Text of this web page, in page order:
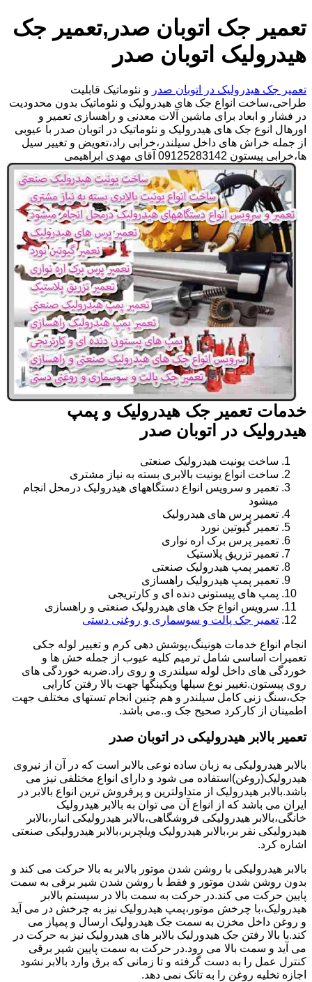
تعمیر جک اتوبان صدر,تعمیر جک
هیدرولیک اتوبان صدر
تعمیر جک هیدرولیک در اتوبان صدر و نئوماتیک قابلیت
طراحی،ساخت انواع جک های هیدرولیک و نئوماتیک بدون محدودیت
در فشار و ابعاد برای ماشین آلات معدنی و راهسازی تعمیر و
اورهال انوع جک های هیدرولیک و نئوماتیک در اتوبان صدر با عیوبی
از جمله خراش های داخل سیلندر،خرابی راد،تعویض و تغییر سیل
ها،خرابی پیستون 09125283142 آقای مهدی ابراهیمی
خدمات تعمیر جک هیدرولیک و پمپ
هیدرولیک در اتوبان صدر
ساخت یونیت هیدرولیک صنعتی
ساخت انواع یونیت بالابری بسته به نیاز مشتری
تعمیر و سرویس انواع دستگاههای هیدرولیک درمحل انجام
میشود
تعمیر پرس های هیدرولیک
تعمیر گیوتین نورد
تعمیر پرس برک اره نواری
تعمیر تزریق پلاستیک
تعمیر پمپ هیدرولیک صنعتی
تعمیر پمپ هیدرولیک راهسازی
پمپ های پیستونی دنده ای و کارتریجی
سرویس انواع جک های هیدرولیک صنعتی و راهسازی
تعمیر جک پالت و سوسماری و روغنی دستی
انجام انواع خدمات هونینگ،پوشش دهی کرم و تغییر لوله جکی
تعمیرات اساسی شامل ترمیم کلیه عیوب از جمله خش ها و
خوردگی های داخل لوله سیلندری و روی راد.ضربه خوردگی های
روی پیستون.تغییر نوع سیلها وپکینگها جهت بالا رفتن کارایی
جک،سنگ زنی کامل سیلندر و هم چنین انجام تستهای مختلف جهت
اطمینان از کارکرد صحیح جک و..می باشد.
تعمیر بالابر هیدرولیکی در اتوبان صدر
بالابر هیدرولیکی به زبان ساده نوعی بالابر است که در آن از نیروی
هیدرولیک(روغن)استفاده می شود و دارای انواع مختلفی نیز می
باشد.بالابر هیدرولیک از متداولترین و پرفروش ترین انواع بالابر در
ایران می باشد که از انواع آن می توان به بالابر هیدرولیک
خانگی،بالابر هیدرولیکی فروشگاهی،بالابر هیدرولیکی انبار،بالابر
هیدرولیکی نفر بر،بالابر هیدرولیک ویلچربر،بالابر هیدرولیکی صنعتی
اشاره کرد.
بالابر هیدرولیکی با روشن شدن موتور بالابر به بالا حرکت می کند و
بدون روشن شدن موتور و فقط با روشن شدن شیر برقی به سمت
پایین حرکت می کند.در حرکت به سمت بالا در سیستم بالابر
هیدرولیک،با چرخش موتور،پمپ هیدرولیک نیز به چرخش در می آید
و روغن داخل مخزن به سمت جک هیدرولیک ارسال و پمپاز می
کند.با بالا رفتن جک هیدورلیک بالابر های هیدرولیک نیز به حرکت در
می آید و سمت بالا می رود.در حرکت به سمت پایین شیر برقی
کنترل عمل را به دست گرفته و تا زمانی که برق وارد بالابر نشود
اجازه تخلیه روغن را به تانک نمی دهد.